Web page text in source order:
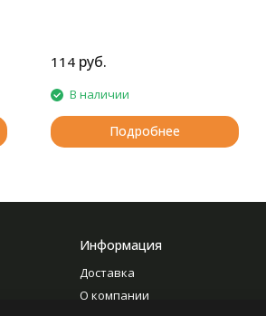
114 руб.
В наличии
Подробнее
Информация
Доставка
О компании